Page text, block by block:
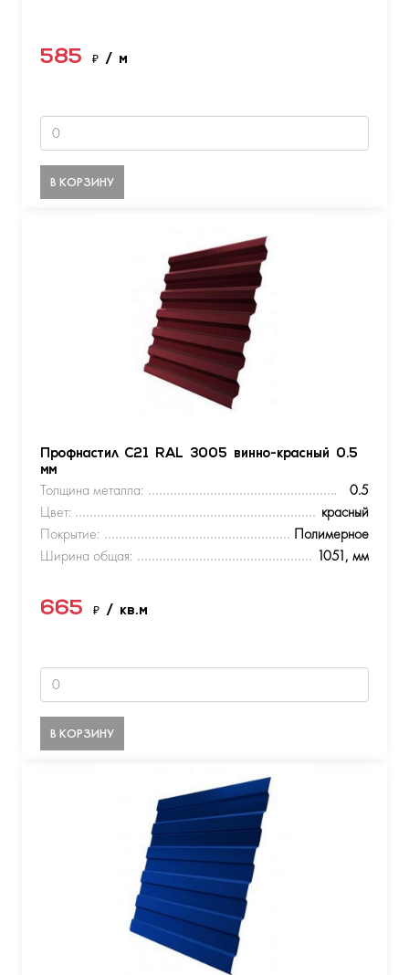
585 ₽ / м
В КОРЗИНУ
Профнастил С21 RAL 3005 винно-красный 0.5
мм
Толщина металла:
0.5
Цвет:
красный
Покрытие:
Полимерное
Ширина общая:
1051, мм
665 ₽ / кв.м
В КОРЗИНУ